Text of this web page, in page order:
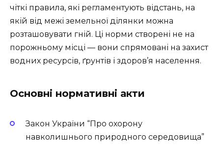
чіткі правила, які регламентують відстань, на
якій від межі земельної ділянки можна
розташовувати гній. Ці норми створені не на
порожньому місці — вони спрямовані на захист
водних ресурсів, ґрунтів і здоров’я населення.
Основні нормативні акти
Закон України “Про охорону
навколишнього природного середовища”